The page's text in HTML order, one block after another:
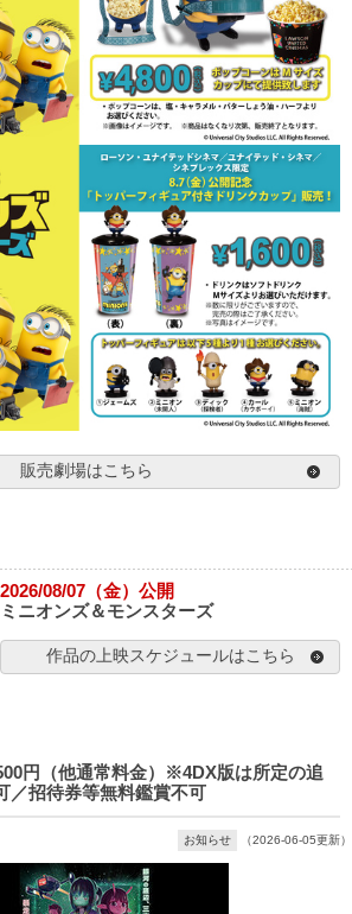
販売劇場はこちら
2026/08/07（金）公開
ミニオンズ＆モンスターズ
作品の上映スケジュールはこちら
円（他通常料金）※4DX版は所定の追
／招待券等無料鑑賞不可
お知らせ （2026-06-05更新）